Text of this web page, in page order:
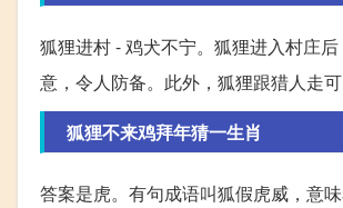
狐狸进村 - 鸡犬不宁。狐狸进入村庄
意，令人防备。此外，狐狸跟猎人走
狐狸不来鸡拜年猜一生肖
答案是虎。有句成语叫狐假虎威，意